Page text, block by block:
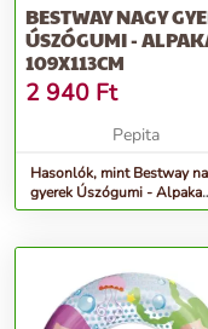
BESTWAY NAGY
ÚSZÓGUMI -
109X113CM
2 940 Ft
Pepita
Hasonlók, mint Bestway
gyerek Úszógumi - Alpaka
109x113cm